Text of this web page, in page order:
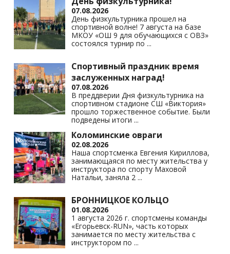
ni
ki
07.08.2026
День физкультурника прошел на
спортивной волне! 7 августа на базе
МКОУ «ОШ 9 для обучающихся с ОВЗ»
состоялся турнир по ...
Спортивный праздник время
заслуженных наград!
07.08.2026
В преддверии Дня физкультурника на
спортивном стадионе СШ «Виктория»
прошло торжественное событие. Были
подведены итоги ...
Коломинские овраги
02.08.2026
Наша спортсменка Евгения Кириллова,
занимающаяся по месту жительства у
инструктора по спорту Маховой
Натальи, заняла 2 ...
БРОННИЦКОЕ КОЛЬЦО
01.08.2026
1 августа 2026 г. спортсмены команды
«Егорьевск-RUN», часть которых
занимается по месту жительства с
инструктором по ...